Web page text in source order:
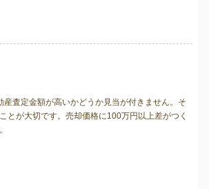
産査定金額が高いかどうか見当が付きません。そ
とが大切です。売却価格に100万円以上差がつく